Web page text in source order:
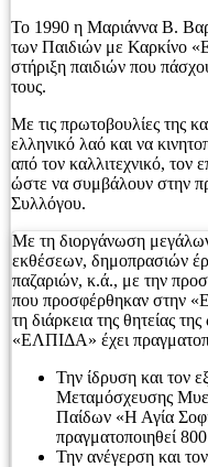
Το 1990 η Μαριάννα Β.
των Παιδιών με Καρκίνο
στήριξη παιδιών που
τους.
Με τις πρωτοβουλίες της
ελληνικό λαό και να
από τον καλλιτεχνικό, τον
ώστε να συμβάλουν στην
Συλλόγου.
Με τη διοργάνωση
εκθέσεων, δημοπρασιών
παζαριών, κ.ά., με την
που προσφέρθηκαν στην
τη διάρκεια της θητείας
«ΕΛΠΙΔΑ» έχει
Την ίδρυση και τον
Μεταμόσχευσης
Παίδων «Η Αγία
πραγματοποιηθεί
Την ανέγερση και